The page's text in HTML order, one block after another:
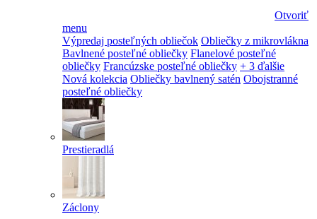
Otvoriť
menu
Výpredaj posteľných obliečok Obliečky z mikrovlákna
Bavlnené posteľné obliečky Flanelové posteľné
obliečky Francúzske posteľné obliečky + 3 ďalšie
Nová kolekcia Obliečky bavlnený satén Obojstranné
posteľné obliečky
Prestieradlá
Záclony